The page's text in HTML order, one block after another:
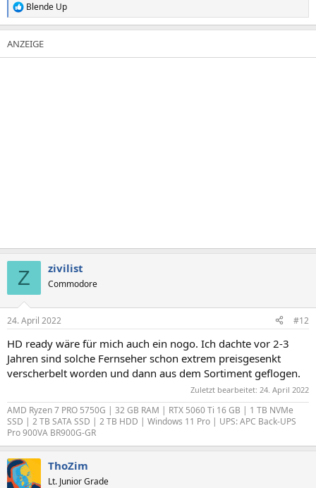
R
e
a
k
t
Blende Up
Z zivilist
Commodore
24. April 2022 #12
HD ready wäre für mich auch ein nogo. Ich dachte vor 2-3
Jahren sind solche Fernseher schon extrem preisgesenkt
verscherbelt worden und dann aus dem Sortiment geflogen.
Zuletzt bearbeitet: 24. April 2022
AMD Ryzen 7 PRO 5750G | 32 GB RAM | RTX 5060 Ti 16 GB | 1 TB NVMe
SSD | 2 TB SATA SSD | 2 TB HDD | Windows 11 Pro | UPS: APC Back-UPS
Pro 900VA BR900G-GR
ThoZim
Lt. Junior Grade